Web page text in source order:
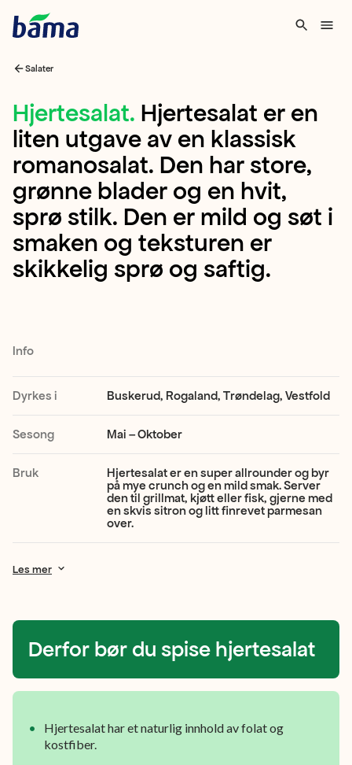
Salater
Hjertesalat
Hjertesalat
er
en
liten
utgave
av
romanosalat.
Den
har
store,
grønne
blader
sprø
Den
mild
søt
Hjertesalat. Hjertesalat er en
liten utgave av en klassisk
romanosalat. Den har store,
grønne blader og en hvit,
sprø stilk. Den er mild og søt i
smaken og teksturen er
skikkelig sprø og saftig.
Info
Dyrkes i Buskerud, Rogaland, Trøndelag, Vestfold
Sesong Mai – Oktober
Bruk
Hjertesalat er en super allrounder og byr
på mye crunch og en mild smak. Server
den til grillmat, kjøtt eller fisk, gjerne med
en skvis sitron og litt finrevet parmesan
over.
Les mer
Derfor bør du spise hjertesalat
Hjertesalat har et naturlig innhold av folat og
kostfiber.